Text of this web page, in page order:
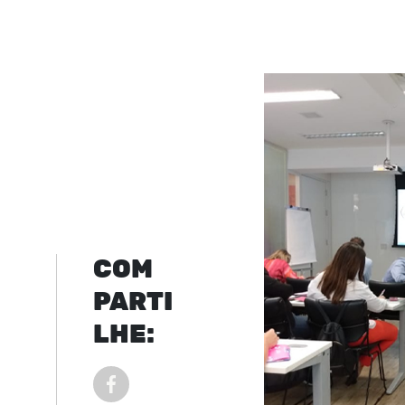
COM
PARTI
LHE:
COMPARTILHAR POST NO FACEBOOK EM